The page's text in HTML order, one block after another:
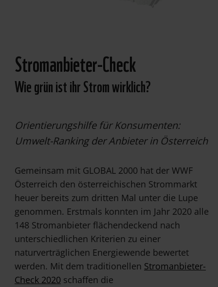
Stromanbieter-Check
Wie grün ist ihr Strom wirklich?
Orientierungshilfe für Konsumenten:
Umwelt-Ranking der Anbieter in Österreich
Gemeinsam mit GLOBAL 2000 hat der WWF
Österreich den österreichischen Strommarkt
heuer bereits zum dritten Mal unter die Lupe
genommen. Erstmals konnten im Jahr 2020 alle
148 Stromanbieter flächendeckend nach
unterschiedlichen Kriterien zu einer
naturverträglichen Energiewende bewertet
werden. Mit dem traditionellen Stromanbieter-
Check 2020 schaffen die